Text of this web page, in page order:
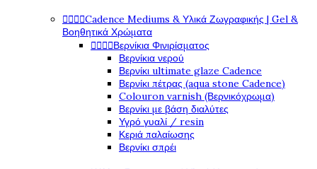
Cadence Mediums & Υλικά Ζωγραφικής | Gel &
Βοηθητικά Χρώματα
Βερνίκια Φινιρίσματος
Βερνίκια νερού
Βερνίκι ultimate glaze Cadence
Βερνίκι πέτρας (aqua stone Cadence)
Colouron varnish (Βερνικόχρωμα)
Βερνίκι με βάση διαλύτες
Υγρό γυαλί / resin
Κεριά παλαίωσης
Βερνίκι σπρέι